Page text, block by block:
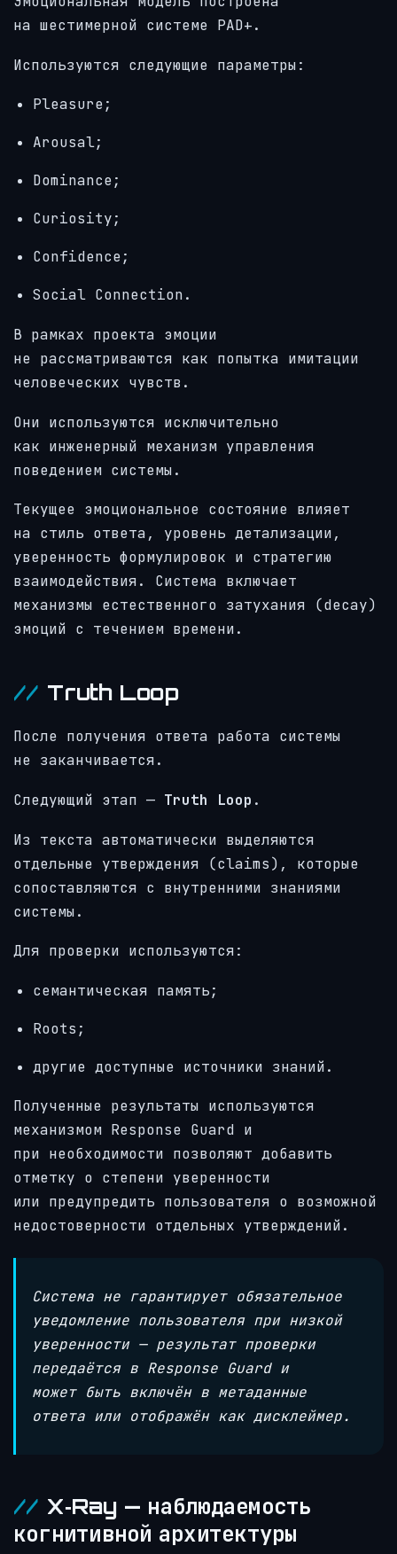
на шестимерной системе PAD+.
Используются следующие параметры:
Pleasure;
Arousal;
Dominance;
Curiosity;
Confidence;
Social Connection.
В рамках проекта эмоции
не рассматриваются как попытка имитации
человеческих чувств.
Они используются исключительно
как инженерный механизм управления
поведением системы.
Текущее эмоциональное состояние влияет
на стиль ответа, уровень детализации,
уверенность формулировок и стратегию
взаимодействия. Система включает
механизмы естественного затухания (decay)
эмоций с течением времени.
Truth Loop
После получения ответа работа системы
не заканчивается.
Следующий этап — Truth Loop .
Из текста автоматически выделяются
отдельные утверждения (claims), которые
сопоставляются с внутренними знаниями
системы.
Для проверки используются:
семантическая память;
Roots;
другие доступные источники знаний.
Полученные результаты используются
механизмом Response Guard и
при необходимости позволяют добавить
отметку о степени уверенности
или предупредить пользователя о возможной
недостоверности отдельных утверждений.
Система не гарантирует обязательное
уведомление пользователя при низкой
уверенности — результат проверки
передаётся в Response Guard и
может быть включён в метаданные
ответа или отображён как дисклеймер.
X‑Ray — наблюдаемость
когнитивной архитектуры